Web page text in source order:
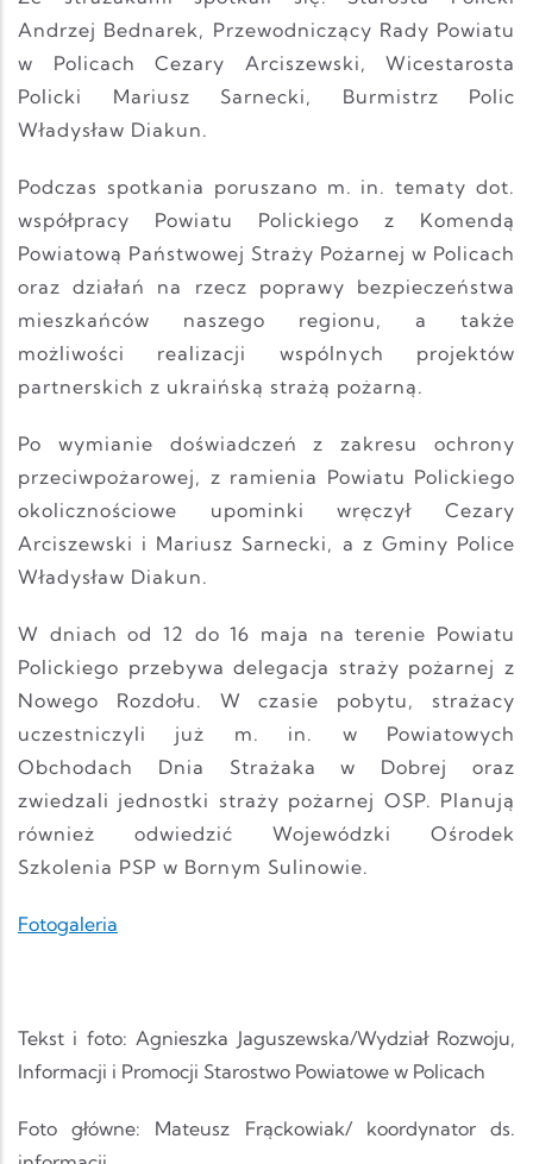
Andrzej Bednarek, Przewodniczący Rady Powiatu
w Policach Cezary Arciszewski, Wicestarosta
Policki Mariusz Sarnecki, Burmistrz Polic
Władysław Diakun.
Podczas spotkania poruszano m. in. tematy dot.
współpracy Powiatu Polickiego z Komendą
Powiatową Państwowej Straży Pożarnej w Policach
oraz działań na rzecz poprawy bezpieczeństwa
mieszkańców naszego regionu, a także
możliwości realizacji wspólnych projektów
partnerskich z ukraińską strażą pożarną.
Po wymianie doświadczeń z zakresu ochrony
przeciwpożarowej, z ramienia Powiatu Polickiego
okolicznościowe upominki wręczył Cezary
Arciszewski i Mariusz Sarnecki, a z Gminy Police
Władysław Diakun.
W dniach od 12 do 16 maja na terenie Powiatu
Polickiego przebywa delegacja straży pożarnej z
Nowego Rozdołu. W czasie pobytu, strażacy
uczestniczyli już m. in. w Powiatowych
Obchodach Dnia Strażaka w Dobrej oraz
zwiedzali jednostki straży pożarnej OSP. Planują
również odwiedzić Wojewódzki Ośrodek
Szkolenia PSP w Bornym Sulinowie.
Fotogaleria
Tekst i foto: Agnieszka Jaguszewska/Wydział Rozwoju,
Informacji i Promocji Starostwo Powiatowe w Policach
Foto główne: Mateusz Frąckowiak/ koordynator ds.